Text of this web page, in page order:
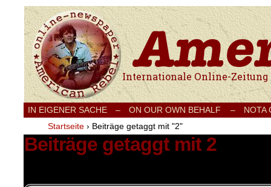
Internationale Onlinezeitung für Frieden,
IN EIGENER SACHE – ON OUR OWN BEHALF –
NOTA
Startseite › Beiträge getaggt mit "2"
Beiträge getaggt mit 2